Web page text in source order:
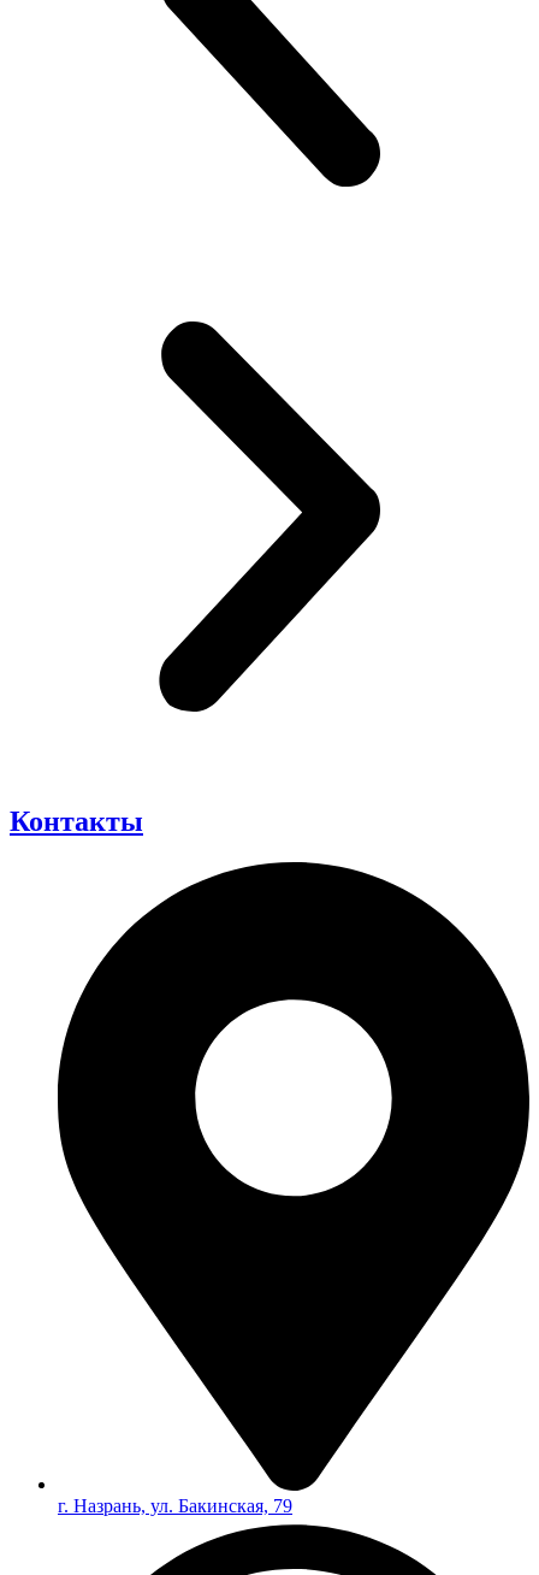
Контакты
г. Назрань, ул. Бакинская, 79